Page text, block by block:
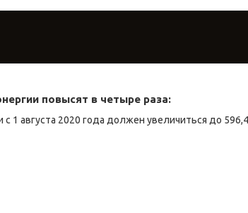
повысят в четыре раза:
с 1 августа 2020 года должен увеличиться до